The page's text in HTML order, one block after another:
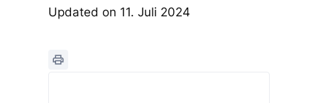
Updated on 11. Juli 2024